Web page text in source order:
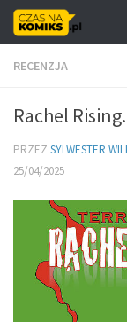
Skip to content
RECENZJA
Rachel
PRZEZ SYLWESTER
25/04/2025